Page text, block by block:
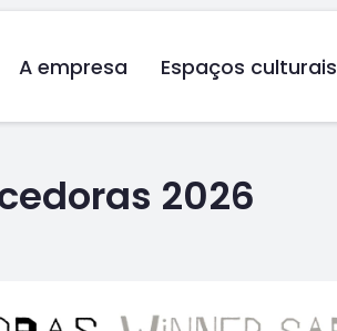
A empresa Espaços culturais
2026